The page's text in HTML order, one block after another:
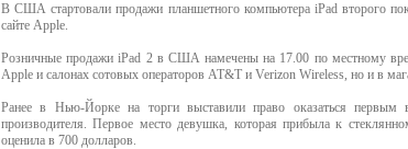
В США стартовали продажи планшетного компьютера iPad второго
сайте Apple.
Розничные продажи iPad 2 в США намечены на 17.00 по местному
Apple и салонах сотовых операторов AT&T и Verizon Wireless, но и в
Ранее в Нью-Йорке на торги выставили право оказаться
производителя. Первое место девушка, которая прибыла к
оценила в 700 долларов.